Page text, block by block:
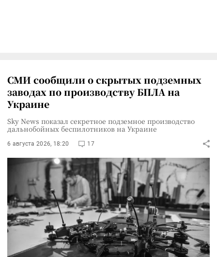
СМИ сообщили о скрытых подземных
заводах по производству БПЛА на
Украине
Sky News показал секретное подземное производство
дальнобойных беспилотников на Украине
6 августа 2026, 18:20 17